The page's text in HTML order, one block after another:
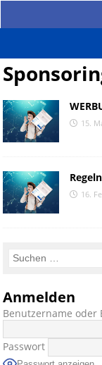
15.
16.
Anmelden
Benutzername oder
Passwort